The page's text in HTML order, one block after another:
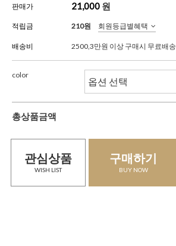
판매가 21,000 원
적립금 210원 회원등급별혜택
배송비 2500,3만원 이상 구매시 무료배송
color
총상품금액
관심상품
WISH LIST
구매하기
BUY NOW